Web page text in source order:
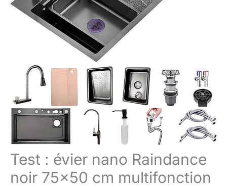
Test : évier nano Raindance
noir 75×50 cm multifonction